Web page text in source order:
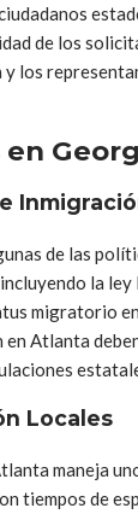
de los
y los
de las
la ley
migratorio
en Atlanta
Locales
maneja
tiempos de